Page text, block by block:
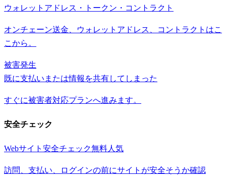
ウォレットアドレス・トークン・コントラクト
オンチェーン送金、ウォレットアドレス、コントラクトはこ
こから。
被害発生
既に支払いまたは情報を共有してしまった
すぐに被害者対応プランへ進みます。
安全チェック
Webサイト安全チェック無料人気
訪問、支払い、ログインの前にサイトが安全そうか確認